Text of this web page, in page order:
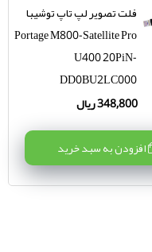
فلت تصویر لپ تاپ توشیبا
Portage M800-Satellite Pro
U400 20PiN-
DD0BU2LC000
348,800 ریال
افزودن به سبد خرید